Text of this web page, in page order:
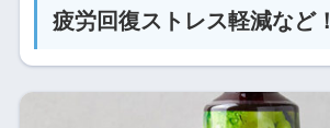
疲労回復ストレス軽減など！